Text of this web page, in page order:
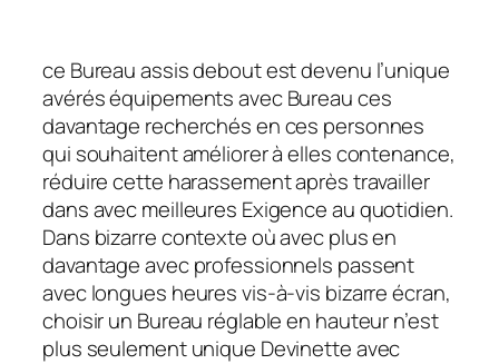
ce Bureau assis debout est devenu l’unique
avérés équipements avec Bureau ces
davantage recherchés en ces personnes
qui souhaitent améliorer à elles contenance,
réduire cette harassement après travailler
dans avec meilleures Exigence au quotidien.
Dans bizarre contexte où avec plus en
davantage avec professionnels passent
avec longues heures vis-à-vis bizarre écran,
choisir un Bureau réglable en hauteur n’est
plus seulement unique Devinette avec